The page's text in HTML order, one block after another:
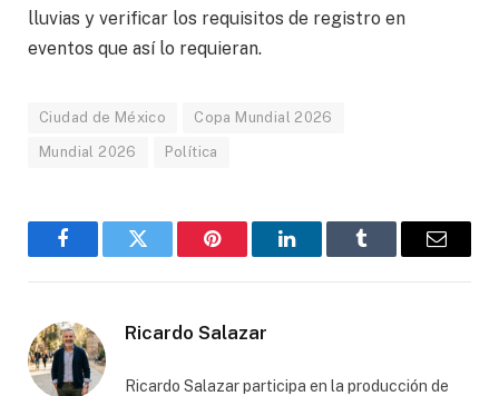
lluvias y verificar los requisitos de registro en
eventos que así lo requieran.
Ciudad de México Copa Mundial 2026
Mundial 2026 Política
FacebookGorjeo Pinterest LinkedInTumblr
Correo
Ricardo Salazar
Ricardo Salazar participa en la producción de